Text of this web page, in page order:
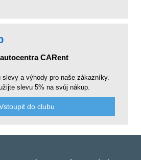
CARent
slevy a výhody pro naše zákazníky.
slevu 5% na svůj nákup.
do clubu